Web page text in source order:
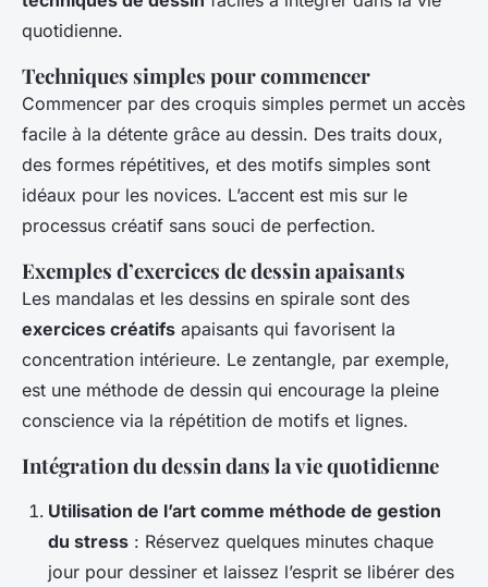
quotidienne.
Techniques simples pour commencer
Commencer par des croquis simples permet un accès
facile à la détente grâce au dessin. Des traits doux,
des formes répétitives, et des motifs simples sont
idéaux pour les novices. L’accent est mis sur le
processus créatif sans souci de perfection.
Exemples d’exercices de dessin apaisants
Les mandalas et les dessins en spirale sont des
exercices créatifs apaisants qui favorisent la
concentration intérieure. Le zentangle, par exemple,
est une méthode de dessin qui encourage la pleine
conscience via la répétition de motifs et lignes.
Intégration du dessin dans la vie quotidienne
Utilisation de l’art comme méthode de gestion
du stress : Réservez quelques minutes chaque
jour pour dessiner et laissez l’esprit se libérer des